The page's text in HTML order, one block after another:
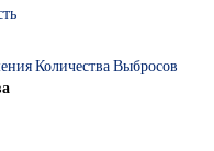
Количества Выбросов